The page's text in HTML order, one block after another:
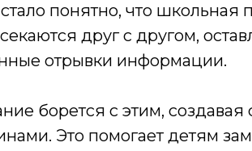
стало понятно, что
друг с другом,
отрывки информации.
борется с этим, создавая
Это помогает детям